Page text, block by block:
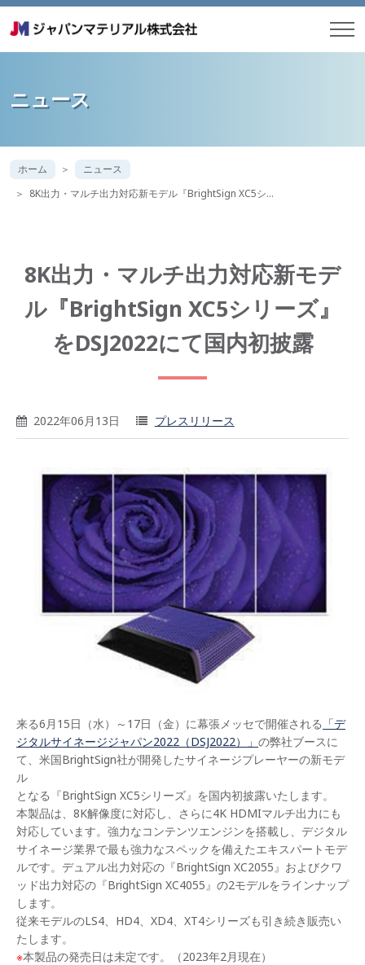
ニュース
ホーム
ニュース
8K出力・マルチ出力対応新モデル『BrightSign XC5シ…
8K出力・マルチ出力対応新モデ
ル『BrightSign XC5シリーズ』
をDSJ2022にて国内初披露
2022年06月13日 プレスリリース
来る6月15日（水）～17日（金）に幕張メッセで開催される 「デ
ジタルサイネージジャパン2022（DSJ2022）」 の弊社ブースに
て、米国BrightSign社が開発したサイネージプレーヤーの新モデ
ル
となる『BrightSign XC5シリーズ』を国内初披露いたします。
本製品は、8K解像度に対応し、さらに4K HDMIマルチ出力にも
対応しています。強力なコンテンツエンジンを搭載し、デジタル
サイネージ業界で最も強力なスペックを備えたエキスパートモデ
ルです。デュアル出力対応の『BrightSign XC2055』およびクワ
ッド出力対応の『BrightSign XC4055』の2モデルをラインナップ
します。
従来モデルのLS4、HD4、XD4、XT4シリーズも引き続き販売い
たします。
※本製品の発売日は未定です。（2023年2月現在）